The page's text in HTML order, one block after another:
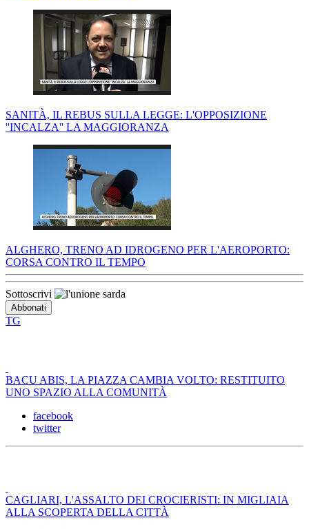
SANITÀ, IL REBUS SULLA LEGGE: L'OPPOSIZIONE
''INCALZA'' LA MAGGIORANZA
ALGHERO, TRENO AD IDROGENO PER L'AEROPORTO:
CORSA CONTRO IL TEMPO
Sottoscrivi
TG
BACU ABIS, LA PIAZZA CAMBIA VOLTO: RESTITUITO
UNO SPAZIO ALLA COMUNITÀ
facebook
twitter
CAGLIARI, L'ASSALTO DEI CROCIERISTI: IN MIGLIAIA
ALLA SCOPERTA DELLA CITTÀ